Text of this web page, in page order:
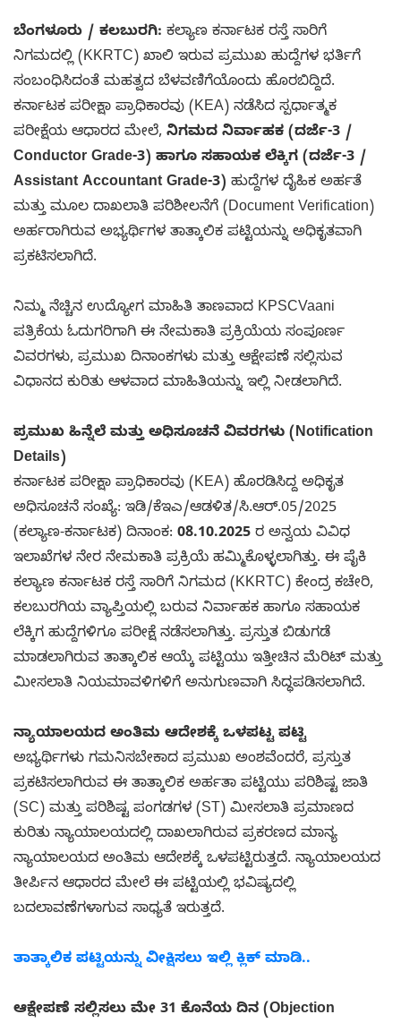
ಬೆಂಗಳೂರು / ಕಲಬುರಗಿ: ಕಲ್ಯಾಣ ಕರ್ನಾಟಕ ರಸ್ತೆ ಸಾರಿಗೆ
ನಿಗಮದಲ್ಲಿ (KKRTC) ಖಾಲಿ ಇರುವ ಪ್ರಮುಖ ಹುದ್ದೆಗಳ ಭರ್ತಿಗೆ
ಸಂಬಂಧಿಸಿದಂತೆ ಮಹತ್ವದ ಬೆಳವಣಿಗೆಯೊಂದು ಹೊರಬಿದ್ದಿದೆ.
ಕರ್ನಾಟಕ ಪರೀಕ್ಷಾ ಪ್ರಾಧಿಕಾರವು (KEA) ನಡೆಸಿದ ಸ್ಪರ್ಧಾತ್ಮಕ
ಪರೀಕ್ಷೆಯ ಆಧಾರದ ಮೇಲೆ, ನಿಗಮದ ನಿರ್ವಾಹಕ (ದರ್ಜೆ-3 /
Conductor Grade-3) ಹಾಗೂ ಸಹಾಯಕ ಲೆಕ್ಕಿಗ (ದರ್ಜೆ-3 /
Assistant Accountant Grade-3) ಹುದ್ದೆಗಳ ದೈಹಿಕ ಅರ್ಹತೆ
ಮತ್ತು ಮೂಲ ದಾಖಲಾತಿ ಪರಿಶೀಲನೆಗೆ (Document Verification)
ಅರ್ಹರಾಗಿರುವ ಅಭ್ಯರ್ಥಿಗಳ ತಾತ್ಕಾಲಿಕ ಪಟ್ಟಿಯನ್ನು ಅಧಿಕೃತವಾಗಿ
ಪ್ರಕಟಿಸಲಾಗಿದೆ.
ನಿಮ್ಮ ನೆಚ್ಚಿನ ಉದ್ಯೋಗ ಮಾಹಿತಿ ತಾಣವಾದ KPSCVaani
ಪತ್ರಿಕೆಯ ಓದುಗರಿಗಾಗಿ ಈ ನೇಮಕಾತಿ ಪ್ರಕ್ರಿಯೆಯ ಸಂಪೂರ್ಣ
ವಿವರಗಳು, ಪ್ರಮುಖ ದಿನಾಂಕಗಳು ಮತ್ತು ಆಕ್ಷೇಪಣೆ ಸಲ್ಲಿಸುವ
ವಿಧಾನದ ಕುರಿತು ಆಳವಾದ ಮಾಹಿತಿಯನ್ನು ಇಲ್ಲಿ ನೀಡಲಾಗಿದೆ.
ಪ್ರಮುಖ ಹಿನ್ನೆಲೆ ಮತ್ತು ಅಧಿಸೂಚನೆ ವಿವರಗಳು (Notification
Details)
ಕರ್ನಾಟಕ ಪರೀಕ್ಷಾ ಪ್ರಾಧಿಕಾರವು (KEA) ಹೊರಡಿಸಿದ್ದ ಅಧಿಕೃತ
ಅಧಿಸೂಚನೆ ಸಂಖ್ಯೆ: ಇಡಿ/ಕೆಇಎ/ಆಡಳಿತ/ಸಿ.ಆರ್.05/2025
(ಕಲ್ಯಾಣ-ಕರ್ನಾಟಕ) ದಿನಾಂಕ: 08.10.2025 ರ ಅನ್ವಯ ವಿವಿಧ
ಇಲಾಖೆಗಳ ನೇರ ನೇಮಕಾತಿ ಪ್ರಕ್ರಿಯೆ ಹಮ್ಮಿಕೊಳ್ಳಲಾಗಿತ್ತು. ಈ ಪೈಕಿ
ಕಲ್ಯಾಣ ಕರ್ನಾಟಕ ರಸ್ತೆ ಸಾರಿಗೆ ನಿಗಮದ (KKRTC) ಕೇಂದ್ರ ಕಚೇರಿ,
ಕಲಬುರಗಿಯ ವ್ಯಾಪ್ತಿಯಲ್ಲಿ ಬರುವ ನಿರ್ವಾಹಕ ಹಾಗೂ ಸಹಾಯಕ
ಲೆಕ್ಕಿಗ ಹುದ್ದೆಗಳಿಗೂ ಪರೀಕ್ಷೆ ನಡೆಸಲಾಗಿತ್ತು. ಪ್ರಸ್ತುತ ಬಿಡುಗಡೆ
ಮಾಡಲಾಗಿರುವ ತಾತ್ಕಾಲಿಕ ಆಯ್ಕೆ ಪಟ್ಟಿಯು ಇತ್ತೀಚಿನ ಮೆರಿಟ್ ಮತ್ತು
ಮೀಸಲಾತಿ ನಿಯಮಾವಳಿಗಳಿಗೆ ಅನುಗುಣವಾಗಿ ಸಿದ್ಧಪಡಿಸಲಾಗಿದೆ.
ನ್ಯಾಯಾಲಯದ ಅಂತಿಮ ಆದೇಶಕ್ಕೆ ಒಳಪಟ್ಟ ಪಟ್ಟಿ
ಅಭ್ಯರ್ಥಿಗಳು ಗಮನಿಸಬೇಕಾದ ಪ್ರಮುಖ ಅಂಶವೆಂದರೆ, ಪ್ರಸ್ತುತ
ಪ್ರಕಟಿಸಲಾಗಿರುವ ಈ ತಾತ್ಕಾಲಿಕ ಅರ್ಹತಾ ಪಟ್ಟಿಯು ಪರಿಶಿಷ್ಟ ಜಾತಿ
(SC) ಮತ್ತು ಪರಿಶಿಷ್ಟ ಪಂಗಡಗಳ (ST) ಮೀಸಲಾತಿ ಪ್ರಮಾಣದ
ಕುರಿತು ನ್ಯಾಯಾಲಯದಲ್ಲಿ ದಾಖಲಾಗಿರುವ ಪ್ರಕರಣದ ಮಾನ್ಯ
ನ್ಯಾಯಾಲಯದ ಅಂತಿಮ ಆದೇಶಕ್ಕೆ ಒಳಪಟ್ಟಿರುತ್ತದೆ. ನ್ಯಾಯಾಲಯದ
ತೀರ್ಪಿನ ಆಧಾರದ ಮೇಲೆ ಈ ಪಟ್ಟಿಯಲ್ಲಿ ಭವಿಷ್ಯದಲ್ಲಿ
ಬದಲಾವಣೆಗಳಾಗುವ ಸಾಧ್ಯತೆ ಇರುತ್ತದೆ.
ತಾತ್ಕಾಲಿಕ ಪಟ್ಟಿಯನ್ನು ವೀಕ್ಷಿಸಲು ಇಲ್ಲಿ ಕ್ಲಿಕ್ ಮಾಡಿ..
ಆಕ್ಷೇಪಣೆ ಸಲ್ಲಿಸಲು ಮೇ 31 ಕೊನೆಯ ದಿನ (Objection